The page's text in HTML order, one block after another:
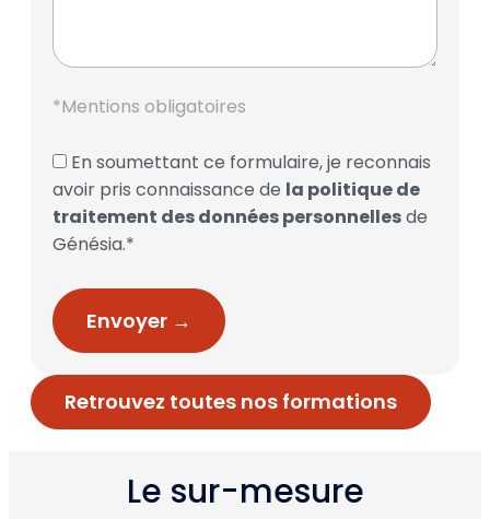
*Mentions obligatoires
En soumettant ce formulaire, je reconnais
avoir pris connaissance de la politique de
traitement des données personnellesde
Génésia.*
Retrouvez toutes nos formations
Le sur-mesure